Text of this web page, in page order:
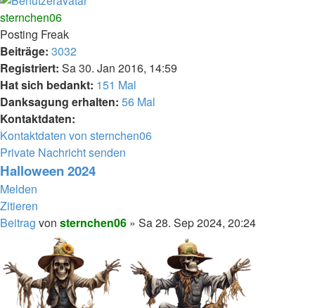
sternchen06
Posting Freak
Beiträge: 3032
Registriert: Sa 30. Jan 2016, 14:59
Hat sich bedankt: 151 Mal
Danksagung erhalten: 56 Mal
Kontaktdaten:
Kontaktdaten von sternchen06
Private Nachricht senden
Halloween 2024
Melden
Zitieren
Beitrag von sternchen06 » Sa 28. Sep 2024, 20:24